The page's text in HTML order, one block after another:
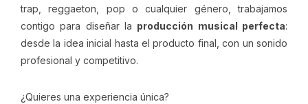
trap, reggaeton, pop o cualquier género, trabajamos
contigo para diseñar la producción musical perfecta:
desde la idea inicial hasta el producto final, con un sonido
profesional y competitivo.
¿Quieres una experiencia única?